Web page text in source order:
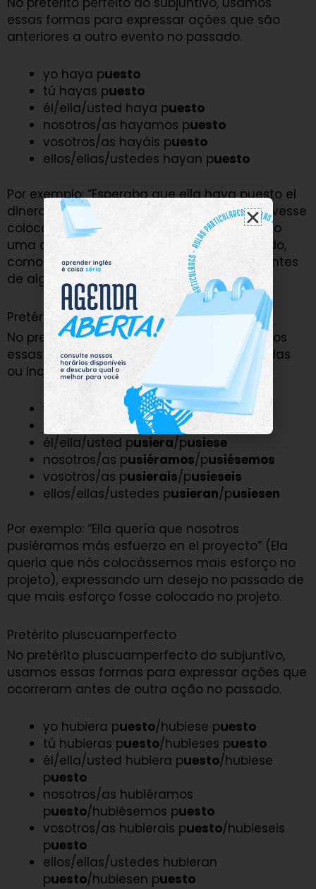
essas formas para expressar ações que são
anteriores a outro evento no passado.
yo haya puesto
tú hayas puesto
él/ella/usted haya puesto
nosotros/as hayamos puesto
vosotros/as hayáis puesto
ellos/ellas/ustedes hayan puesto
Por exemplo: “Esperaba que ella haya puesto el
dinero en el banco” (Eu esperava que ela tivesse
colocado o dinheiro no banco), expressando
uma ação anterior a outra ação no passado,
como a colocação do dinheiro no banco antes
de algum evento.
Pretérito imperfecto
No pretérito imperfeito do subjuntivo, usamos
essas formas para expressar desejos, dúvidas
ou incertezas no passado.
yo p
usiese
usieses
él/ella/usted pusiera/pusiese
nosotros/as pusiéramos/pusiésemos
vosotros/as pusierais/pusieseis
ellos/ellas/ustedes pusieran/pusiesen
Por exemplo: “Ella quería que nosotros
pusiéramos más esfuerzo en el proyecto” (Ela
queria que nós colocássemos mais esforço no
projeto), expressando um desejo no passado de
que mais esforço fosse colocado no projeto.
Pretérito pluscuamperfecto
No pretérito pluscuamperfecto do subjuntivo,
usamos essas formas para expressar ações que
ocorreram antes de outra ação no passado.
yo hubiera puesto/hubiese puesto
tú hubieras puesto/hubieses puesto
él/ella/usted hubiera puesto/hubiese
puesto
nosotros/as hubiéramos
puesto/hubiésemos puesto
vosotros/as hubierais puesto/hubieseis
puesto
ellos/ellas/ustedes hubieran
puesto/hubiesen puesto